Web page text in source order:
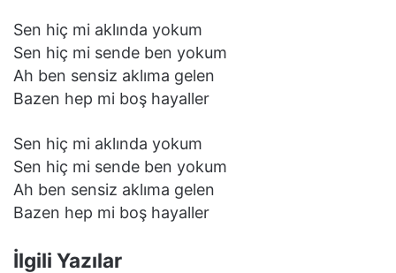
Sen hiç mi aklında yokum
Sen hiç mi sende ben yokum
Ah ben sensiz aklıma gelen
Bazen hep mi boş hayaller
Sen hiç mi aklında yokum
Sen hiç mi sende ben yokum
Ah ben sensiz aklıma gelen
Bazen hep mi boş hayaller
İlgili Yazılar